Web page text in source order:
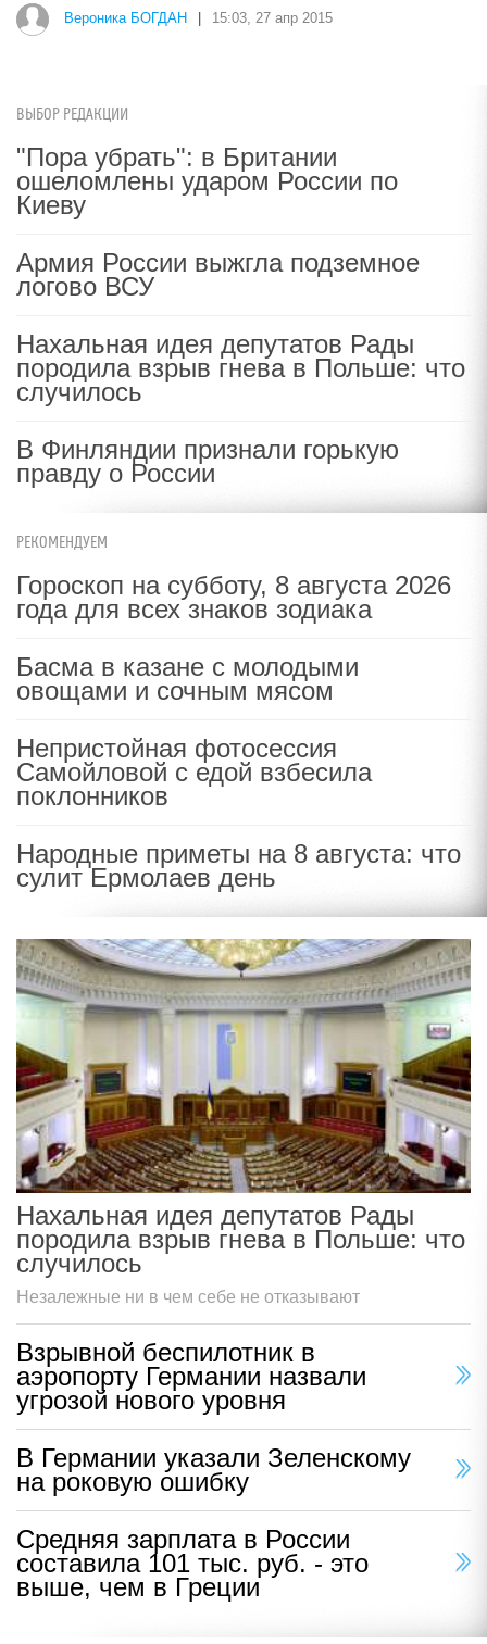
Вероника БОГДАН 15:03, 27 апр 2015
ВЫБОР РЕДАКЦИИ
"Пора убрать": в Британии
ошеломлены ударом России по
Киеву
Армия России выжгла подземное
логово ВСУ
Нахальная идея депутатов Рады
породила взрыв гнева в Польше: что
случилось
В Финляндии признали горькую
правду о России
РЕКОМЕНДУЕМ
Гороскоп на субботу, 8 августа 2026
года для всех знаков зодиака
Басма в казане с молодыми
овощами и сочным мясом
Непристойная фотосессия
Самойловой с едой взбесила
поклонников
Народные приметы на 8 августа: что
сулит Ермолаев день
Нахальная идея депутатов Рады
породила взрыв гнева в Польше: что
случилось
Незалежные ни в чем себе не отказывают
Взрывной беспилотник в
аэропорту Германии назвали
угрозой нового уровня
В Германии указали Зеленскому
на роковую ошибку
Средняя зарплата в России
составила 101 тыс. руб. - это
выше, чем в Греции